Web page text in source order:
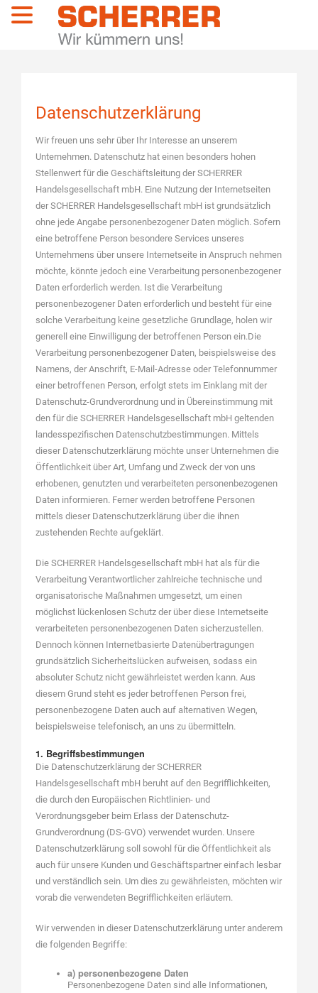
Datenschutzerklärung
Wir freuen uns sehr über Ihr Interesse an unserem
Unternehmen. Datenschutz hat einen besonders hohen
Stellenwert für die Geschäftsleitung der SCHERRER
Handelsgesellschaft mbH. Eine Nutzung der Internetseiten
der SCHERRER Handelsgesellschaft mbH ist grundsätzlich
ohne jede Angabe personenbezogener Daten möglich. Sofern
eine betroffene Person besondere Services unseres
Unternehmens über unsere Internetseite in Anspruch nehmen
möchte, könnte jedoch eine Verarbeitung personenbezogener
Daten erforderlich werden. Ist die Verarbeitung
personenbezogener Daten erforderlich und besteht für eine
solche Verarbeitung keine gesetzliche Grundlage, holen wir
generell eine Einwilligung der betroffenen Person ein.Die
Verarbeitung personenbezogener Daten, beispielsweise des
Namens, der Anschrift, E-Mail-Adresse oder Telefonnummer
einer betroffenen Person, erfolgt stets im Einklang mit der
Datenschutz-Grundverordnung und in Übereinstimmung mit
den für die SCHERRER Handelsgesellschaft mbH geltenden
landesspezifischen Datenschutzbestimmungen. Mittels
dieser Datenschutzerklärung möchte unser Unternehmen die
Öffentlichkeit über Art, Umfang und Zweck der von uns
erhobenen, genutzten und verarbeiteten personenbezogenen
Daten informieren. Ferner werden betroffene Personen
mittels dieser Datenschutzerklärung über die ihnen
zustehenden Rechte aufgeklärt.
Die SCHERRER Handelsgesellschaft mbH hat als für die
Verarbeitung Verantwortlicher zahlreiche technische und
organisatorische Maßnahmen umgesetzt, um einen
möglichst lückenlosen Schutz der über diese Internetseite
verarbeiteten personenbezogenen Daten sicherzustellen.
Dennoch können Internetbasierte Datenübertragungen
grundsätzlich Sicherheitslücken aufweisen, sodass ein
absoluter Schutz nicht gewährleistet werden kann. Aus
diesem Grund steht es jeder betroffenen Person frei,
personenbezogene Daten auch auf alternativen Wegen,
beispielsweise telefonisch, an uns zu übermitteln.
1. Begriffsbestimmungen
Die Datenschutzerklärung der SCHERRER
Handelsgesellschaft mbH beruht auf den Begrifflichkeiten,
die durch den Europäischen Richtlinien- und
Verordnungsgeber beim Erlass der Datenschutz-
Grundverordnung (DS-GVO) verwendet wurden. Unsere
Datenschutzerklärung soll sowohl für die Öffentlichkeit als
auch für unsere Kunden und Geschäftspartner einfach lesbar
und verständlich sein. Um dies zu gewährleisten, möchten wir
vorab die verwendeten Begrifflichkeiten erläutern.
Wir verwenden in dieser Datenschutzerklärung unter anderem
die folgenden Begriffe:
a) personenbezogene Daten
Personenbezogene Daten sind alle Informationen,
Menü